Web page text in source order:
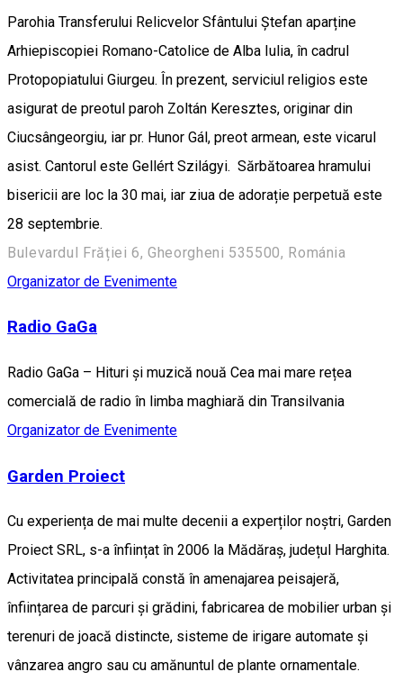
Parohia Transferului Relicvelor Sfântului Ștefan aparține
Arhiepiscopiei Romano-Catolice de Alba Iulia, în cadrul
Protopopiatului Giurgeu. În prezent, serviciul religios este
asigurat de preotul paroh Zoltán Keresztes, originar din
Ciucsângeorgiu, iar pr. Hunor Gál, preot armean, este vicarul
asist. Cantorul este Gellért Szilágyi. Sărbătoarea hramului
bisericii are loc la 30 mai, iar ziua de adorație perpetuă este
28 septembrie.
Bulevardul Frăției 6, Gheorgheni 535500, Románia
Organizator de Evenimente
Radio GaGa
Radio GaGa – Hituri și muzică nouă Cea mai mare rețea
comercială de radio în limba maghiară din Transilvania
Organizator de Evenimente
Garden Proiect
Cu experiența de mai multe decenii a experților noștri, Garden
Proiect SRL, s-a înființat în 2006 la Mădăraș, județul Harghita.
Activitatea principală constă în amenajarea peisajeră,
înființarea de parcuri și grădini, fabricarea de mobilier urban și
terenuri de joacă distincte, sisteme de irigare automate și
vânzarea angro sau cu amănuntul de plante ornamentale.